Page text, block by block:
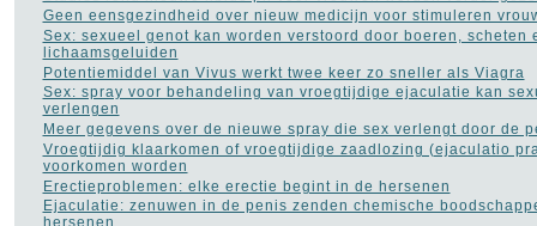
Plastische chirurgie(32)
Premenstrueel syndroom
(2)
Prostaatkanker (45)
Psoriasis(10)
Pyschose(10)
Reuma(18)
Rimpels(32)
Roken(55)
Rookverslaving(11)
Schizofrenie(9)
Geen eensgezindheid over nieuw medicijn voor stimuleren
Sex: sexueel genot kan worden verstoord door boeren, scheten
lichaamsgeluiden
Potentiemiddel van Vivus werkt twee keer zo sneller als Viagra
Sex: spray voor behandeling van vroegtijdige ejaculatie kan
verlengen
Meer gegevens over de nieuwe spray die sex verlengt door de
Vroegtijdig klaarkomen of vroegtijdige zaadlozing (ejaculatio
voorkomen worden
Erectieproblemen: elke erectie begint in de hersenen
Ejaculatie: zenuwen in de penis zenden chemische